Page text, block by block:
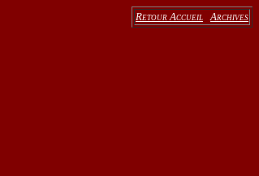
Retour Accueil Archives